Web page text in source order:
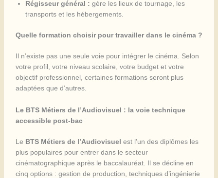
Régisseur général : gère les lieux de tournage, les
transports et les hébergements.
Quelle formation choisir pour travailler dans le cinéma ?
Il n’existe pas une seule voie pour intégrer le cinéma. Selon
votre profil, votre niveau scolaire, votre budget et votre
objectif professionnel, certaines formations seront plus
adaptées que d’autres.
Le BTS Métiers de l’Audiovisuel : la voie technique
accessible post-bac
Le BTS Métiers de l’Audiovisuel est l’un des diplômes les
plus populaires pour entrer dans le secteur
cinématographique après le baccalauréat. Il se décline en
cinq options : gestion de production, techniques d’ingénierie